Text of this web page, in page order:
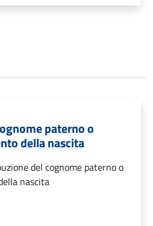
paterno o
della nascita
del cognome paterno o
nascita